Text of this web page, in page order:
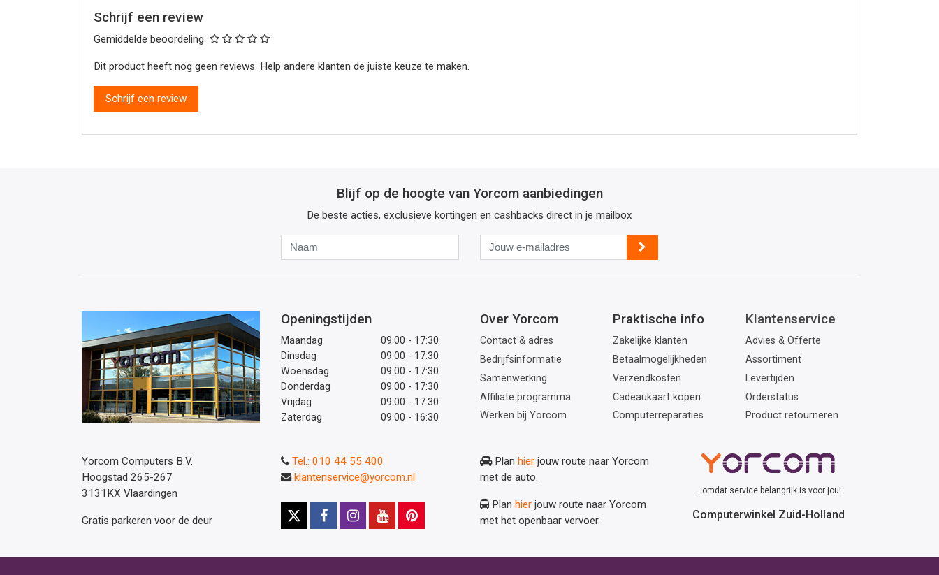
Schrijf een review
Gemiddelde beoordeling
Dit product heeft nog geen reviews. Help andere klanten de juiste keuze te maken.
Schrijf een review
Blijf op de hoogte van Yorcom aanbiedingen
De beste acties, exclusieve kortingen en cashbacks direct in je mailbox
Jouw
e-
mailadres
Openingstijden
Maandag
09:00 - 17:30
Dinsdag
09:00 - 17:30
Woensdag
09:00 - 17:30
Donderdag
09:00 - 17:30
Vrijdag
09:00 - 17:30
Zaterdag
09:00 - 16:30
Over Yorcom
Contact & adres
Bedrijfsinformatie
Samenwerking
Affiliate programma
Werken bij Yorcom
Praktische info
Zakelijke klanten
Betaalmogelijkheden
Verzendkosten
Cadeaukaart kopen
Computerreparaties
Klantenservice
Advies & Offerte
Assortiment
Levertijden
Orderstatus
Product retourneren
Yorcom Computers B.V.
Hoogstad 265-267
3131KX Vlaardingen
Gratis parkeren voor de deur
Plan hier jouw route naar Yorcom
met de auto.
Plan hier jouw route naar Yorcom
met het openbaar vervoer.
Tel.: 010 44 55 400
klantenservice@yorcom.nl
...omdat service belangrijk is voor jou!
Computerwinkel Zuid-Holland